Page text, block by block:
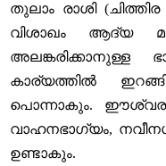
തുലാം രാശി
വിശാഖം ആദ്യ
അലങ്കരിക്കാനുള്ള
കാര്യത്തിൽ
പൊന്നാകും.
വാഹനഭാഗ്യം,
ഉണ്ടാകും.